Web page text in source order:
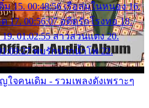
15. 00:48:56 เรือล่มในหนอง 16.
17. 00:56:07 อดีตรักโรงทอ 18.
01:02:55 สาวสวนแตง 20.
พบรักปากน้ำโพ 22.
คนเดิม - รวมเพลงดังเพราะๆ